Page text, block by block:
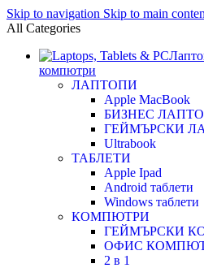
Skip to navigation Skip to main
All Categories
компютри
ЛАПТОПИ
Apple MacBook
БИЗНЕС
ГЕЙМЪРСКИ
Ultrabook
ТАБЛЕТИ
Apple Ipad
Android таблети
Windows таблети
КОМПЮТРИ
ГЕЙМЪРСКИ
ОФИС
2 в 1